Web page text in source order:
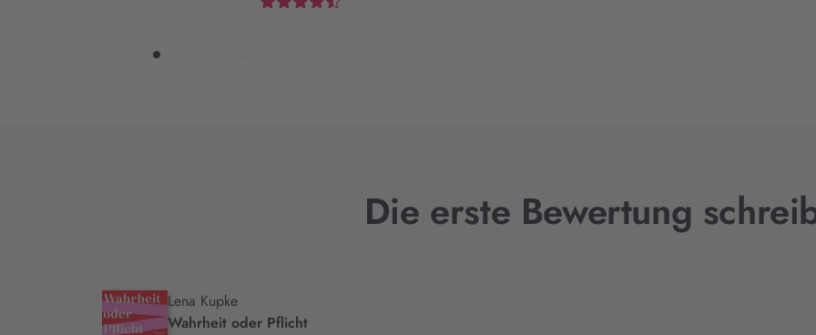
Die erste Bewertung
Lena Kupke
Wahrheit oder Pflicht.